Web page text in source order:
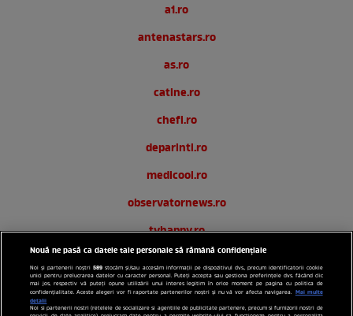
a1.ro
antenastars.ro
as.ro
catine.ro
chefi.ro
deparinti.ro
medicool.ro
observatornews.ro
tvhappy.ro
useit.ro
zutv.ro
Nouă ne pasă ca datele tale personale să rămână confidențiale
Noi și partenerii noștri589 stocăm și/sau accesăm informații pe dispozitivul dvs., precum identificatorii cookie
unici pentru prelucrarea datelor cu caracter personal. Puteți accepta sau gestiona preferințele dvs. făcând clic
mai jos, respectiv vă puteți opune utilizării unui interes legitim în orice moment pe pagina cu politica de
confidențialitate. Aceste alegeri vor fi raportate partenerilor noștri și nu vă vor afecta navigarea. Mai multe
detalii
Noi si partenerii nostri (retelele de socializare si agentiile de publicitate partenere, precum si furnizorii nostri de